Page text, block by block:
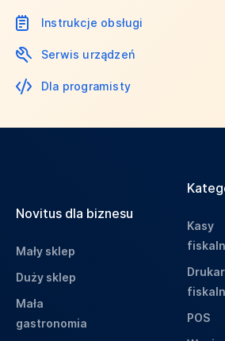
Instrukcje obsługi
Serwis urządzeń
Dla programisty
Novitus dla biznesu
Mały sklep
Duży sklep
Mała
gastronomia
Kasy
POS